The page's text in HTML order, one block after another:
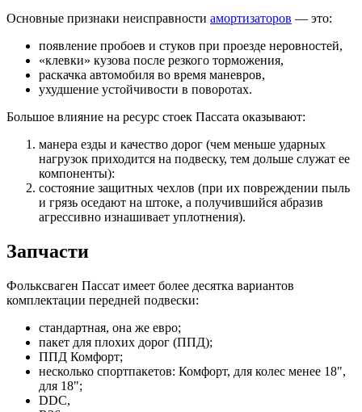
Основные признаки неисправности амортизаторов — это:
появление пробоев и стуков при проезде неровностей,
«клевки» кузова после резкого торможения,
раскачка автомобиля во время маневров,
ухудшение устойчивости в поворотах.
Большое влияние на ресурс стоек Пассата оказывают:
манера езды и качество дорог (чем меньше ударных
нагрузок приходится на подвеску, тем дольше служат ее
компоненты):
состояние защитных чехлов (при их повреждении пыль
и грязь оседают на штоке, а получившийся абразив
агрессивно изнашивает уплотнения).
Запчасти
Фольксваген Пассат имеет более десятка вариантов
комплектации передней подвески:
стандартная, она же евро;
пакет для плохих дорог (ППД);
ППД Комфорт;
несколько спортпакетов: Комфорт, для колес менее 18",
для 18";
DDC,